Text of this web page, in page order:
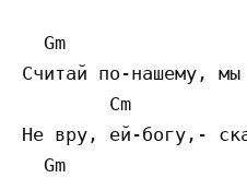
  Gm
Считай по-нашему,
        Cm
Не вру, ей-богу,-
  Gm